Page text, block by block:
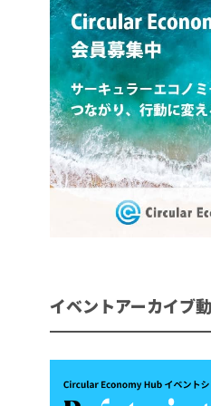
イベントアーカイブ